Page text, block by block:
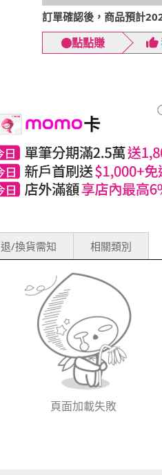
訂單確認後，商品預計
點點賺
退/換貨需知 相關類別
頁面加載失敗